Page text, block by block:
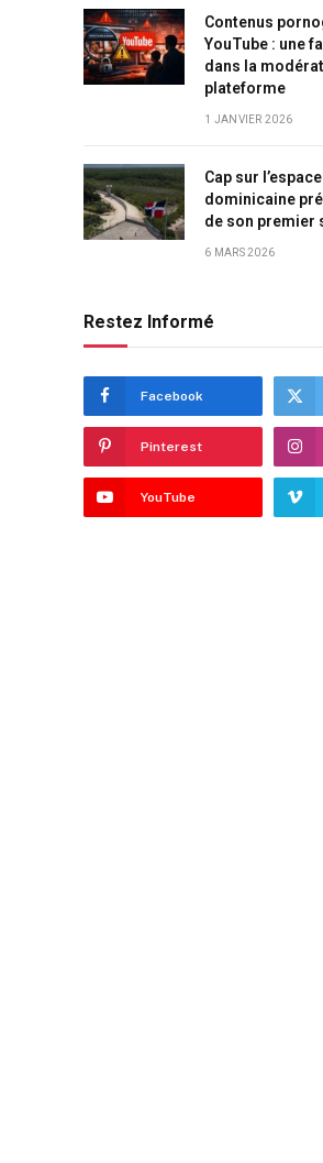
Contenus
YouTube : une
dans la
plateforme
1 JANVIER 2026
Cap sur
dominicaine
de son premier
6 MARS 2026
Restez Informé
Facebook
Pinterest
YouTube